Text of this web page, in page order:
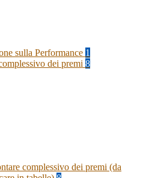
sulla Performance 1
dei premi 8
complessivo dei premi (da